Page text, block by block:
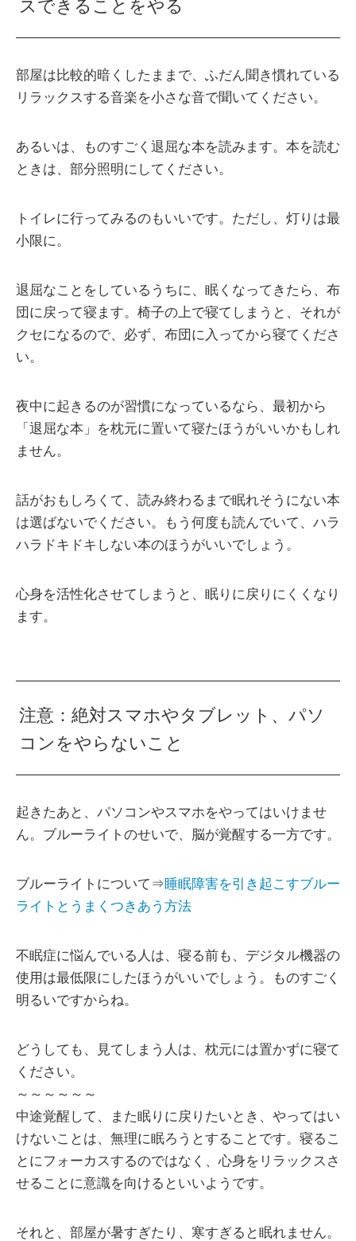
スできることをやる
部屋は比較的暗くしたままで、ふだん聞き慣れている
リラックスする音楽を小さな音で聞いてください。
あるいは、ものすごく退屈な本を読みます。本を読む
ときは、部分照明にしてください。
トイレに行ってみるのもいいです。ただし、灯りは最
小限に。
退屈なことをしているうちに、眠くなってきたら、布
団に戻って寝ます。椅子の上で寝てしまうと、それが
クセになるので、必ず、布団に入ってから寝てくださ
い。
夜中に起きるのが習慣になっているなら、最初から
「退屈な本」を枕元に置いて寝たほうがいいかもしれ
ません。
話がおもしろくて、読み終わるまで眠れそうにない本
は選ばないでください。もう何度も読んでいて、ハラ
ハラドキドキしない本のほうがいいでしょう。
心身を活性化させてしまうと、眠りに戻りにくくなり
ます。
注意：絶対スマホやタブレット、パソ
コンをやらないこと
起きたあと、パソコンやスマホをやってはいけませ
ん。ブルーライトのせいで、脳が覚醒する一方です。
ブルーライトについて⇒睡眠障害を引き起こすブルー
ライトとうまくつきあう方法
不眠症に悩んでいる人は、寝る前も、デジタル機器の
使用は最低限にしたほうがいいでしょう。ものすごく
明るいですからね。
どうしても、見てしまう人は、枕元には置かずに寝て
ください。
～～～～～～
中途覚醒して、また眠りに戻りたいとき、やってはい
けないことは、無理に眠ろうとすることです。寝るこ
とにフォーカスするのではなく、心身をリラックスさ
せることに意識を向けるといいようです。
それと、部屋が暑すぎたり、寒すぎると眠れません。